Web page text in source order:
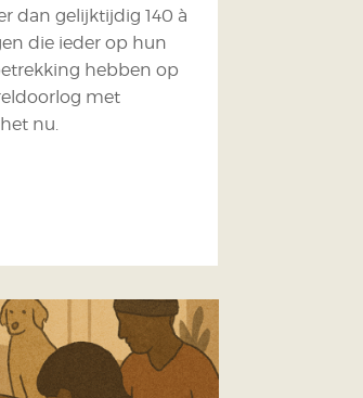
dan gelijktijdig 140 à
die ieder op hun
hebben op
met
nu.